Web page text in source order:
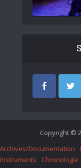
Copyright ©
Archives/Documentation
Instruments
Chronologie